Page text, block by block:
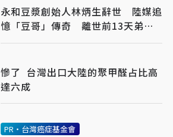
永和豆漿創始人林炳生辭世 陸媒追
憶「豆哥」傳奇 離世前13天弟弟
接掌香港永和
慘了 台灣出口大陸的聚甲醛占比高
達六成
PR・台灣癌症基金會